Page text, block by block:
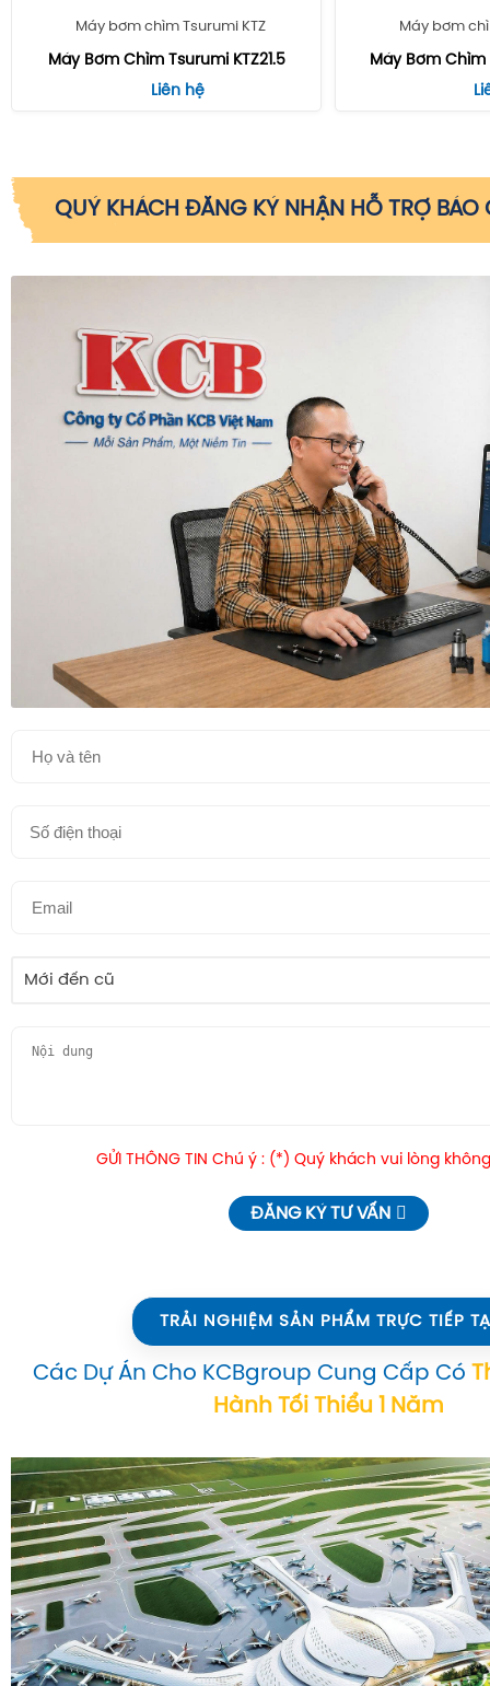
Máy bơm chìm Tsurumi KTZ
Máy Bơm Chìm Tsurumi KTZ21.5
Liên hệ
Máy bơm
Máy Bơm Chìm
QUÝ KHÁCH ĐĂNG KÝ NHẬN HỖ TRỢ BÁO
Mới đến cũ
GỬI THÔNG TIN Chú ý : (*) Quý khách vui lòng
ĐĂNG KÝ TƯ VẤN
TRẢI NGHIỆM SẢN PHẨM TRỰC TIẾP
Các Dự Án Cho KCBgroup Cung Cấp Có
Hành Tối Thiểu 1 Năm